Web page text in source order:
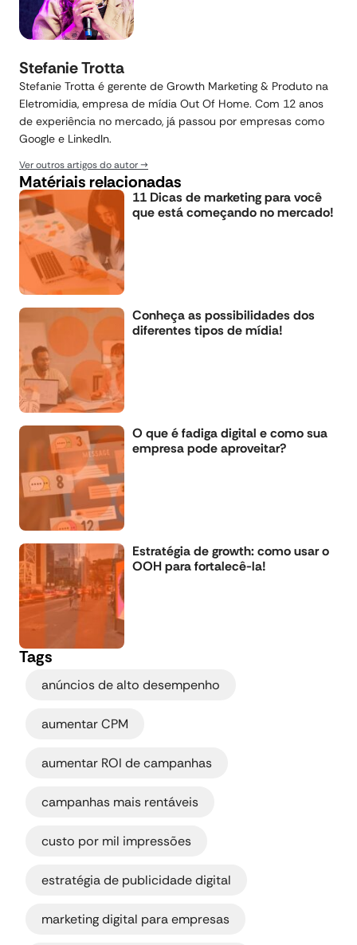
Stefanie Trotta
Stefanie Trotta é gerente de Growth Marketing & Produto na
Eletromidia, empresa de mídia Out Of Home. Com 12 anos
de experiência no mercado, já passou por empresas como
Google e LinkedIn.
Ver outros artigos do autor
Matériais relacionadas
11 Dicas de marketing para você
que está começando no mercado!
Conheça as possibilidades dos
diferentes tipos de mídia!
O que é fadiga digital e como sua
empresa pode aproveitar?
Estratégia de growth: como usar o
OOH para fortalecê-la!
Tags
anúncios de alto desempenho
aumentar CPM
aumentar ROI de campanhas
campanhas mais rentáveis
custo por mil impressões
estratégia de publicidade digital
marketing digital para empresas